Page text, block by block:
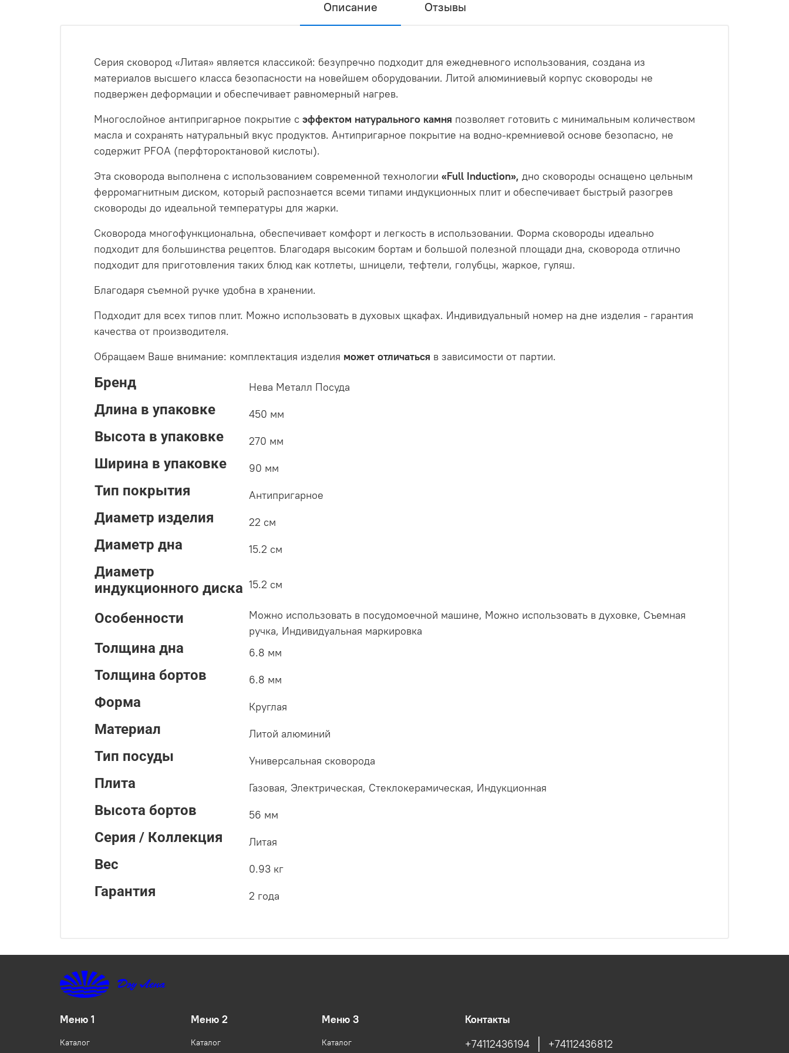
Описание Отзывы
Серия сковород «Литая» является классикой: безупречно подходит для ежедневного использования, создана из
материалов высшего класса безопасности на новейшем оборудовании. Литой алюминиевый корпус сковороды не
подвержен деформации и обеспечивает равномерный нагрев.
Многослойное антипригарное покрытие c эффектом натурального камня позволяет готовить с минимальным количеством
масла и сохранять натуральный вкус продуктов. Антипригарное покрытие на водно-кремниевой основе безопасно, не
содержит PFOA (перфтороктановой кислоты).
Эта сковорода выполнена с использованием современной технологии «Full Induction», дно сковороды оснащено цельным
ферромагнитным диском, который распознается всеми типами индукционных плит и обеспечивает быстрый разогрев
сковороды до идеальной температуры для жарки.
Сковорода многофункциональна, обеспечивает комфорт и легкость в использовании. Форма сковороды идеально
подходит для большинства рецептов. Благодаря высоким бортам и большой полезной площади дна, сковорода отлично
подходит для приготовления таких блюд как котлеты, шницели, тефтели, голубцы, жаркое, гуляш.
Благодаря съемной ручке удобна в хранении.
Подходит для всех типов плит. Можно использовать в духовых щкафах. Индивидуальный номер на дне изделия - гарантия
качества от производителя.
Обращаем Ваше внимание: комплектация изделия может отличаться в зависимости от партии.
Бренд Нева Металл Посуда
Длина в упаковке 450 мм
Высота в упаковке 270 мм
Ширина в упаковке 90 мм
Тип покрытия Антипригарное
Диаметр изделия 22 см
Диаметр дна 15.2 см
Диаметр
индукционного диска 15.2 см
Особенности
Можно использовать в посудомоечной машине, Можно использовать в духовке, Съемная
ручка, Индивидуальная маркировка
Толщина дна 6.8 мм
Толщина бортов 6.8 мм
Форма Круглая
Материал Литой алюминий
Тип посуды Универсальная сковорода
Плита Газовая, Электрическая, Стеклокерамическая, Индукционная
Высота бортов 56 мм
Серия / Коллекция Литая
Вес 0.93 кг
Гарантия 2 года
Меню 1
Каталог
Меню 2
Каталог
Меню 3
Каталог
Контакты
+74112436194
+74112436812